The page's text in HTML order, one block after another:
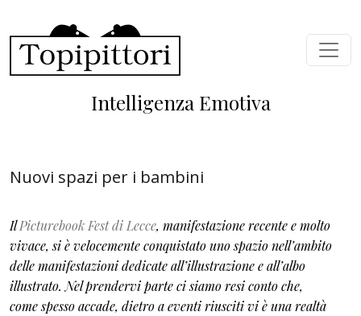
Intelligenza Emotiva
Nuovi spazi per i bambini
IlPicturebook Fest di Lecce, manifestazione recente e molto
vivace, si è velocemente conquistato uno spazio nell’ambito
delle manifestazioni dedicate all’illustrazione e all’albo
illustrato. Nel prendervi parte ci siamo resi conto che,
come spesso accade, dietro a eventi riusciti vi è una realtà